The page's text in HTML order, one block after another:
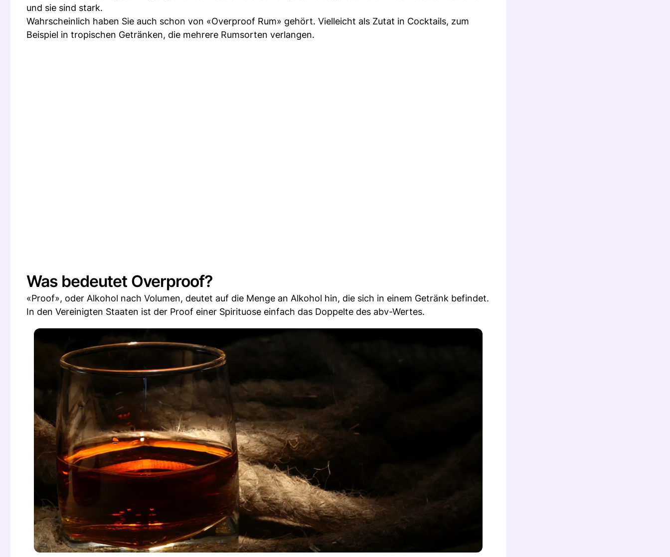
und sie sind stark.
Wahrscheinlich haben Sie auch schon von «Overproof Rum» gehört. Vielleicht als Zutat in Cocktails, zum
Beispiel in tropischen Getränken, die mehrere Rumsorten verlangen.
Was bedeutet Overproof?
«Proof», oder Alkohol nach Volumen, deutet auf die Menge an Alkohol hin, die sich in einem Getränk befindet.
In den Vereinigten Staaten ist der Proof einer Spirituose einfach das Doppelte des abv-Wertes.